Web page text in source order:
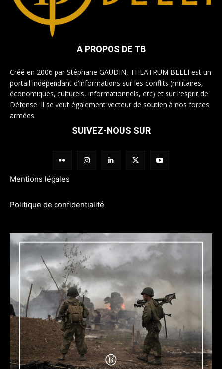
A PROPOS DE TB
Créé en 2006 par Stéphane GAUDIN, THEATRUM BELLI est un
portail indépendant d'informations sur les conflits (militaires,
économiques, culturels, informationnels, etc) et sur l'esprit de
Défense. Il se veut également vecteur de soutien à nos forces
armées.
SUIVEZ-NOUS SUR
Mentions légales
Politique de confidentialité